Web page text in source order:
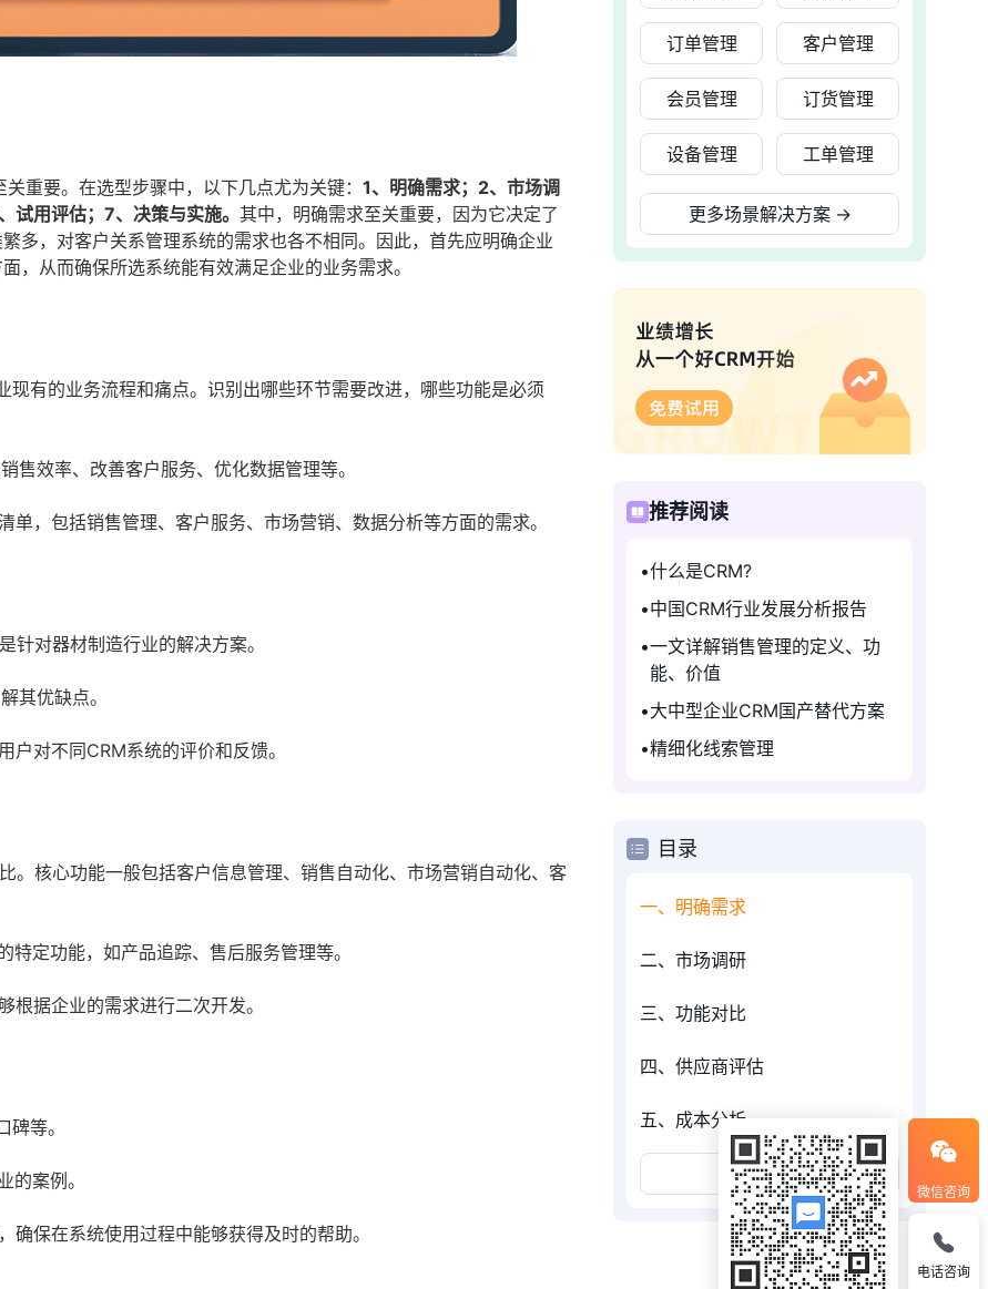
重要。在选型步骤中，以下几点尤为关键： 1、明确需求；2、市场调
用评估；7、决策与实施。 其中，明确需求至关重要，因为它决定了
多，对客户关系管理系统的需求也各不相同。因此，首先应明确企业
，从而确保所选系统能有效满足企业的业务需求。
现有的业务流程和痛点。识别出哪些环节需要改进，哪些功能是必须
售效率、改善客户服务、优化数据管理等。
单，包括销售管理、客户服务、市场营销、数据分析等方面的需求。
针对器材制造行业的解决方案。
其优缺点。
对不同CRM系统的评价和反馈。
。核心功能一般包括客户信息管理、销售自动化、市场营销自动化、客
定功能，如产品追踪、售后服务管理等。
据企业的需求进行二次开发。
等。
的案例。
保在系统使用过程中能够获得及时的帮助。
订单管理 客户管理
会员管理 订货管理
设备管理 工单管理
更多场景解决方案 →
推荐阅读
什么是CRM?
中国CRM行业发展分析报告
一文详解销售管理的定义、功
能、价值
大中型企业CRM国产替代方案
精细化线索管理
目录
一、明确需求
二、市场调研
三、功能对比
四、供应商评估
五、成本分析
展开更多
微信咨询
电话咨询